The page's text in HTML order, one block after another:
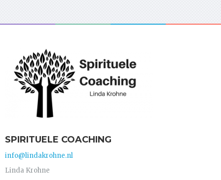
SPIRITUELE COACHING
info@lindakrohne.nl
Linda Krohne